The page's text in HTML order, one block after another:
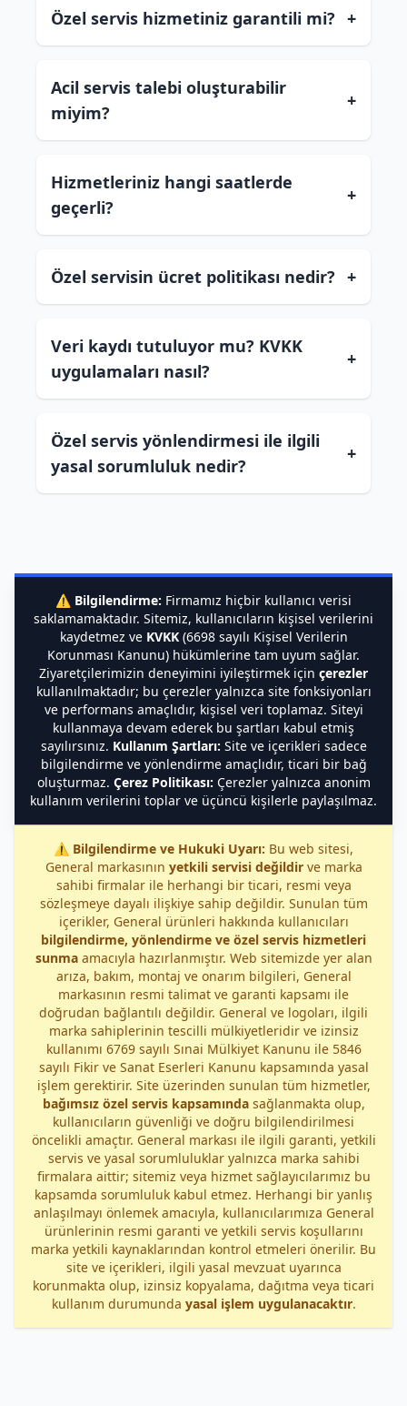
Özel servis hizmetiniz garantili mi? +
Acil servis talebi oluşturabilir
miyim?
+
Hizmetleriniz hangi saatlerde
geçerli?
+
Özel servisin ücret politikası nedir? +
Veri kaydı tutuluyor mu? KVKK
uygulamaları nasıl?
+
Özel servis yönlendirmesi ile ilgili
yasal sorumluluk nedir?
+
⚠️ Bilgilendirme: Firmamız hiçbir kullanıcı verisi
saklamamaktadır. Sitemiz, kullanıcıların kişisel verilerini
kaydetmez ve KVKK(6698 sayılı Kişisel Verilerin
Korunması Kanunu) hükümlerine tam uyum sağlar.
Ziyaretçilerimizin deneyimini iyileştirmek için çerezler
kullanılmaktadır; bu çerezler yalnızca site fonksiyonları
ve performans amaçlıdır, kişisel veri toplamaz. Siteyi
kullanmaya devam ederek bu şartları kabul etmiş
sayılırsınız. Kullanım Şartları: Site ve içerikleri sadece
bilgilendirme ve yönlendirme amaçlıdır, ticari bir bağ
oluşturmaz. Çerez Politikası: Çerezler yalnızca anonim
kullanım verilerini toplar ve üçüncü kişilerle paylaşılmaz.
⚠️ Bilgilendirme ve Hukuki Uyarı: Bu web sitesi,
General markasının yetkili servisi değildirve marka
sahibi firmalar ile herhangi bir ticari, resmi veya
sözleşmeye dayalı ilişkiye sahip değildir. Sunulan tüm
içerikler, General ürünleri hakkında kullanıcıları
bilgilendirme, yönlendirme ve özel servis hizmetleri
sunmaamacıyla hazırlanmıştır. Web sitemizde yer alan
arıza, bakım, montaj ve onarım bilgileri, General
markasının resmi talimat ve garanti kapsamı ile
doğrudan bağlantılı değildir. General ve logoları, ilgili
marka sahiplerinin tescilli mülkiyetleridir ve izinsiz
kullanımı 6769 sayılı Sınai Mülkiyet Kanunu ile 5846
sayılı Fikir ve Sanat Eserleri Kanunu kapsamında yasal
işlem gerektirir. Site üzerinden sunulan tüm hizmetler,
bağımsız özel servis kapsamındasağlanmakta olup,
kullanıcıların güvenliği ve doğru bilgilendirilmesi
öncelikli amaçtır. General markası ile ilgili garanti, yetkili
servis ve yasal sorumluluklar yalnızca marka sahibi
firmalara aittir; sitemiz veya hizmet sağlayıcılarımız bu
kapsamda sorumluluk kabul etmez. Herhangi bir yanlış
anlaşılmayı önlemek amacıyla, kullanıcılarımıza General
ürünlerinin resmi garanti ve yetkili servis koşullarını
marka yetkili kaynaklarından kontrol etmeleri önerilir. Bu
site ve içerikleri, ilgili yasal mevzuat uyarınca
korunmakta olup, izinsiz kopyalama, dağıtma veya ticari
kullanım durumunda yasal işlem uygulanacaktır.